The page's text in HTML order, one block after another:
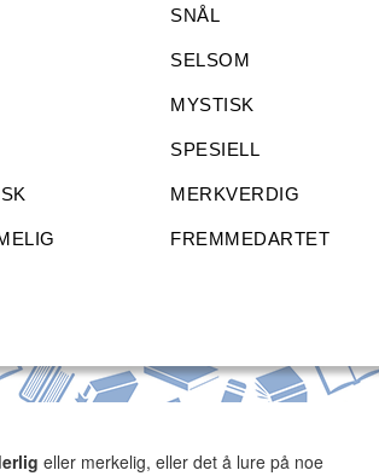
SNÅL
SELSOM
MYSTISK
SPESIELL
MERKVERDIG
FREMMEDARTET
eller merkelig, eller det å lure på noe